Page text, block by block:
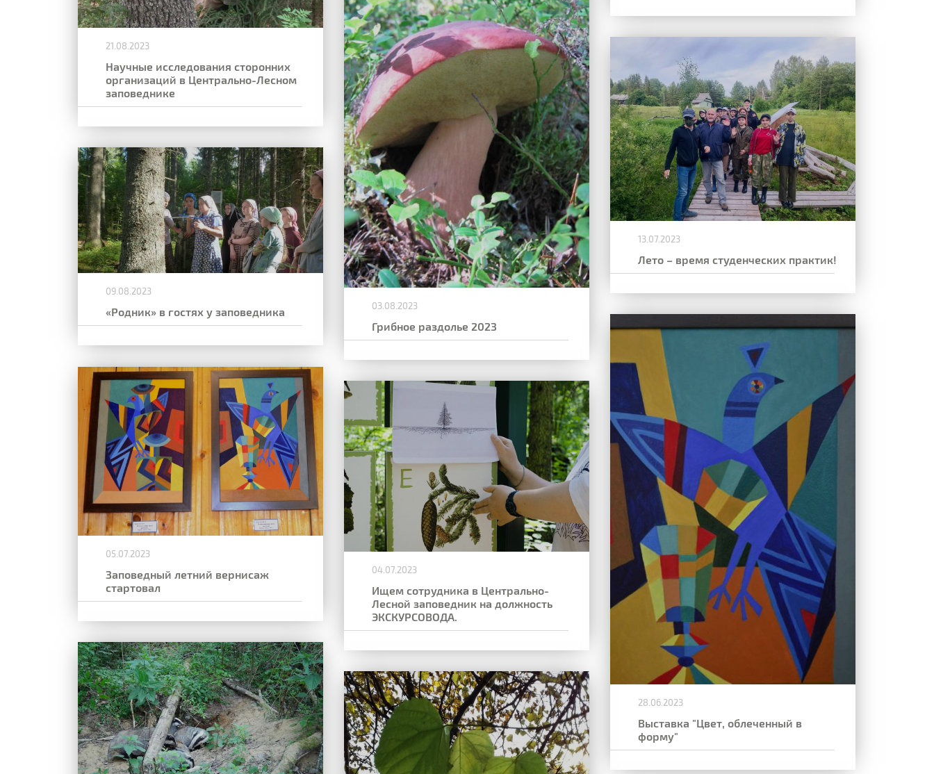
21.08.2023
Научные исследования сторонних
организаций в Центрально-Лесном
заповеднике
09.08.2023
«Родник» в гостях у заповедника 03.08.2023
Грибное раздолье 2023
13.07.2023
Лето – время студенческих практик!
05.07.2023
Заповедный летний вернисаж
стартовал
04.07.2023
Ищем сотрудника в Центрально-
Лесной заповедник на должность
ЭКСКУРСОВОДА.
28.06.2023
Выставка "Цвет, облеченный в
форму"